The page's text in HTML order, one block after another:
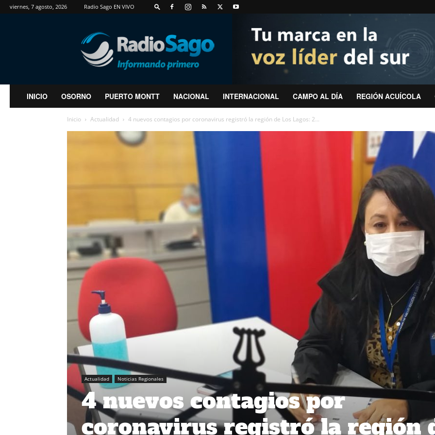
viernes, 7 agosto, 2026 Radio Sago EN VIVO
RadioSago
INICIO OSORNO PUERTO MONTT NACIONAL INTERNACIONAL CAMPO AL DÍA REGIÓN ACUÍCOLA
Inicio Actualidad 4 nuevos contagios por coronavirus registró la región de Los Lagos: 2...
Actualidad Noticias Regionales
4 nuevos contagios por
coronavirus registró la región